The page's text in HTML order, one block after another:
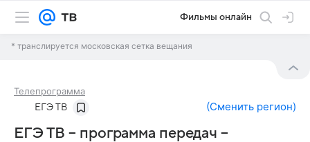
Фильмы онлайн
* транслируется московская сетка вещания
Телепрограмма
ЕГЭ ТВ (Сменить регион)
ЕГЭ ТВ – программа передач –